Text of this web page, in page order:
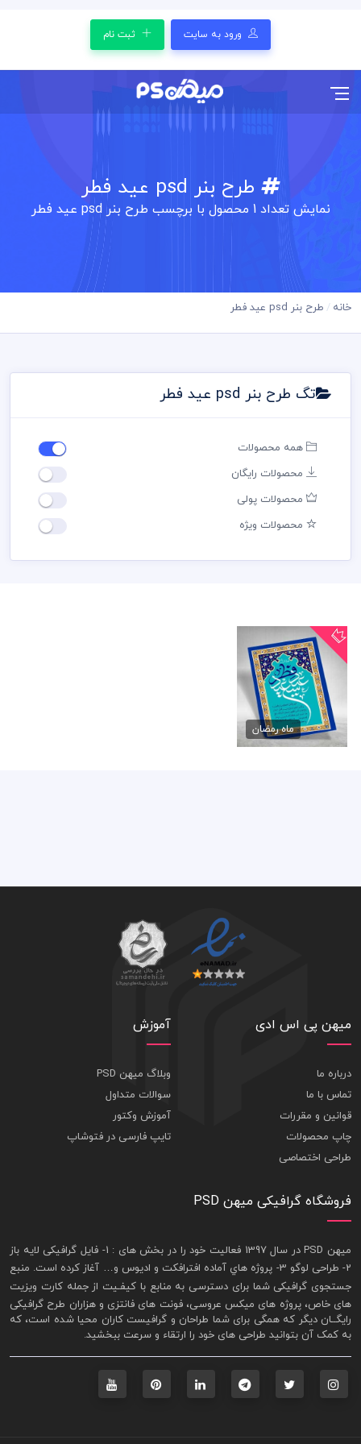
ورود به سایت ثبت نام
طرح بنر psd عید فطر
نمایش تعداد1 محصول با برچسب طرح بنر psd عید فطر
خانه طرح بنر psd عید فطر
تگ طرح بنر psd عید فطر
همه محصولات
محصولات رایگان
محصولات پولی
محصولات ویژه
طرح بنر psd عید فطر
45,000 تومانماه رمضان
میهن پی اس ادی
درباره ما
تماس با ما
قوانین و مقررات
چاپ محصولات
طراحی اختصاصی
آموزش
وبلاگ میهن PSD
سوالات متداول
آموزش وکتور
تایپ فارسی در فتوشاپ
فروشگاه گرافیکی میهن PSD
ميهن PSD در سال 1397 فعاليت خود را در بخش های : 1-
فايل گرافيکی لايه باز
2- طراحی لوگو 3- پروژه هاي آماده افترافکت و اديوس و… آغاز کرده است. منبع
جستجوی گرافيکی شما برای دسترسی به منابع با کيفـيت از جملهکارت ويزيت
های خاص، پروژه های ميکس عروسی، فونت های فانتزی و هزاران طرح گرافیکی
رايگــان ديگر که همگی برای شما طراحان و گرافيست کاران محيا شده است، که
به کمک آن بتوانيد طراحی های خود را ارتقاء و سرعت ببخشيد.